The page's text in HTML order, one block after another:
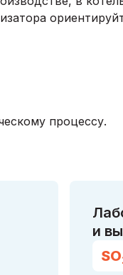
процессу.
и
SO